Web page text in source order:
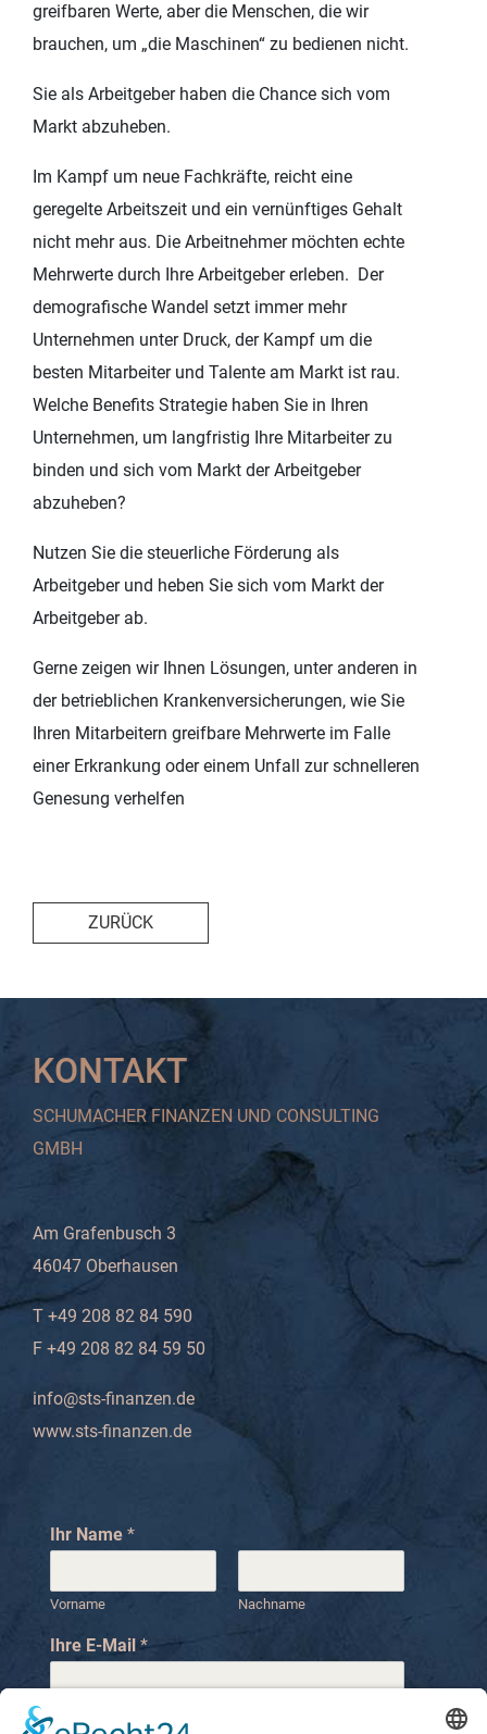
greifbaren Werte, aber die Menschen, die wir
brauchen, um „die Maschinen“ zu bedienen nicht.
Sie als Arbeitgeber haben die Chance sich vom
Markt abzuheben.
Im Kampf um neue Fachkräfte, reicht eine
geregelte Arbeitszeit und ein vernünftiges Gehalt
nicht mehr aus. Die Arbeitnehmer möchten echte
Mehrwerte durch Ihre Arbeitgeber erleben. Der
demografische Wandel setzt immer mehr
Unternehmen unter Druck, der Kampf um die
besten Mitarbeiter und Talente am Markt ist rau.
Welche Benefits Strategie haben Sie in Ihren
Unternehmen, um langfristig Ihre Mitarbeiter zu
binden und sich vom Markt der Arbeitgeber
abzuheben?
Nutzen Sie die steuerliche Förderung als
Arbeitgeber und heben Sie sich vom Markt der
Arbeitgeber ab.
Gerne zeigen wir Ihnen Lösungen, unter anderen in
der betrieblichen Krankenversicherungen, wie Sie
Ihren Mitarbeitern greifbare Mehrwerte im Falle
einer Erkrankung oder einem Unfall zur schnelleren
Genesung verhelfen
ZURÜCK
KONTAKT
SCHUMACHER FINANZEN UND CONSULTING
GMBH
Am Grafenbusch 3
46047 Oberhausen
T +49 208 82 84 590
F +49 208 82 84 59 50
info@sts-finanzen.de
www.sts-finanzen.de
Ihr Name *
Vorname Nachname
N
a
N
Ihre E-Mail *